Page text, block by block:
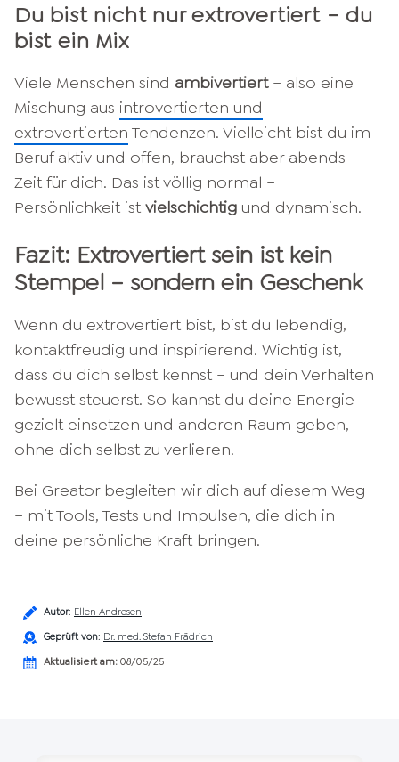
Du bist nicht nur extrovertiert – du
bist ein Mix
Viele Menschen sind ambivertiert– also eine
Mischung aus introvertierten und
extrovertierten Tendenzen. Vielleicht bist du im
Beruf aktiv und offen, brauchst aber abends
Zeit für dich. Das ist völlig normal –
Persönlichkeit ist vielschichtig und dynamisch.
Fazit: Extrovertiert sein ist kein
Stempel – sondern ein Geschenk
Wenn du extrovertiert bist, bist du lebendig,
kontaktfreudig und inspirierend. Wichtig ist,
dass du dich selbst kennst – und dein Verhalten
bewusst steuerst. So kannst du deine Energie
gezielt einsetzen und anderen Raum geben,
ohne dich selbst zu verlieren.
Bei Greator begleiten wir dich auf diesem Weg
– mit Tools, Tests und Impulsen, die dich in
deine persönliche Kraft bringen.
Autor: Ellen Andresen
Geprüft von: Dr. med. Stefan Frädrich
Aktualisiert am: 08/05/25